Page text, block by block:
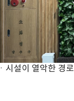
ㆍ시설이 열악한 경